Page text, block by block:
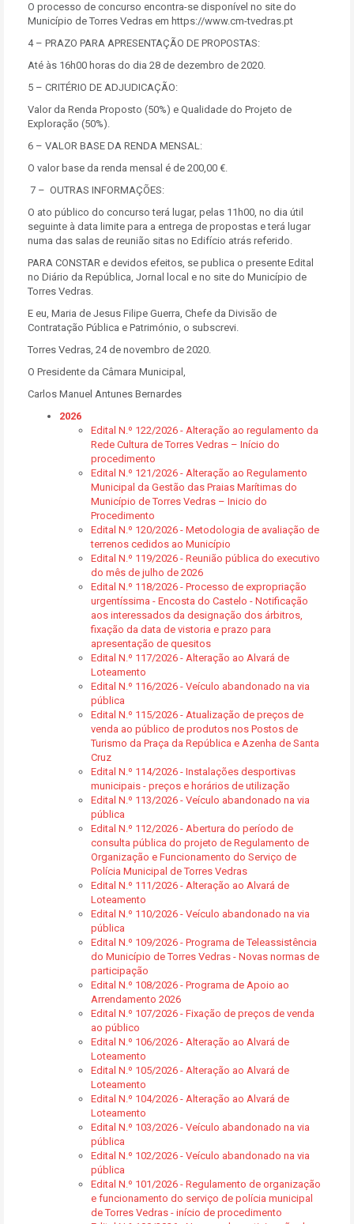
O processo de concurso encontra-se disponível no site do
Município de Torres Vedras em https://www.cm-tvedras.pt
4 – PRAZO PARA APRESENTAÇÃO DE PROPOSTAS:
Até às 16h00 horas do dia 28 de dezembro de 2020.
5 – CRITÉRIO DE ADJUDICAÇÃO:
Valor da Renda Proposto (50%) e Qualidade do Projeto de
Exploração (50%).
6 – VALOR BASE DA RENDA MENSAL:
O valor base da renda mensal é de 200,00 €.
7 – OUTRAS INFORMAÇÕES:
O ato público do concurso terá lugar, pelas 11h00, no dia útil
seguinte à data limite para a entrega de propostas e terá lugar
numa das salas de reunião sitas no Edifício atrás referido.
PARA CONSTAR e devidos efeitos, se publica o presente Edital
no Diário da República, Jornal local e no site do Município de
Torres Vedras.
E eu, Maria de Jesus Filipe Guerra, Chefe da Divisão de
Contratação Pública e Património, o subscrevi.
Torres Vedras, 24 de novembro de 2020.
O Presidente da Câmara Municipal,
Carlos Manuel Antunes Bernardes
2026
Edital N.º 122/2026 - Alteração ao regulamento da
Rede Cultura de Torres Vedras – Início do
procedimento
Edital N.º 121/2026 - Alteração ao Regulamento
Municipal da Gestão das Praias Marítimas do
Município de Torres Vedras – Inicio do
Procedimento
Edital N.º 120/2026 - Metodologia de avaliação de
terrenos cedidos ao Município
Edital N.º 119/2026 - Reunião pública do executivo
do mês de julho de 2026
Edital N.º 118/2026 - Processo de expropriação
urgentíssima - Encosta do Castelo - Notificação
aos interessados da designação dos árbitros,
fixação da data de vistoria e prazo para
apresentação de quesitos
Edital N.º 117/2026 - Alteração ao Alvará de
Loteamento
Edital N.º 116/2026 - Veículo abandonado na via
pública
Edital N.º 115/2026 - Atualização de preços de
venda ao público de produtos nos Postos de
Turismo da Praça da República e Azenha de Santa
Cruz
Edital N.º 114/2026 - Instalações desportivas
municipais - preços e horários de utilização
Edital N.º 113/2026 - Veículo abandonado na via
pública
Edital N.º 112/2026 - Abertura do período de
consulta pública do projeto de Regulamento de
Organização e Funcionamento do Serviço de
Polícia Municipal de Torres Vedras
Edital N.º 111/2026 - Alteração ao Alvará de
Loteamento
Edital N.º 110/2026 - Veículo abandonado na via
pública
Edital N.º 109/2026 - Programa de Teleassistência
do Município de Torres Vedras - Novas normas de
participação
Edital N.º 108/2026 - Programa de Apoio ao
Arrendamento 2026
Edital N.º 107/2026 - Fixação de preços de venda
ao público
Edital N.º 106/2026 - Alteração ao Alvará de
Loteamento
Edital N.º 105/2026 - Alteração ao Alvará de
Loteamento
Edital N.º 104/2026 - Alteração ao Alvará de
Loteamento
Edital N.º 103/2026 - Veículo abandonado na via
pública
Edital N.º 102/2026 - Veículo abandonado na via
pública
Edital N.º 101/2026 - Regulamento de organização
e funcionamento do serviço de polícia municipal
de Torres Vedras - início de procedimento